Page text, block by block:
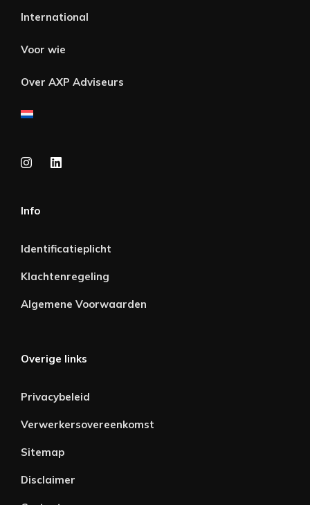
International
Voor wie
Over AXP Adviseurs
Info
Identificatieplicht
Klachtenregeling
Algemene Voorwaarden
Overige links
Privacybeleid
Verwerkersovereenkomst
Sitemap
Disclaimer